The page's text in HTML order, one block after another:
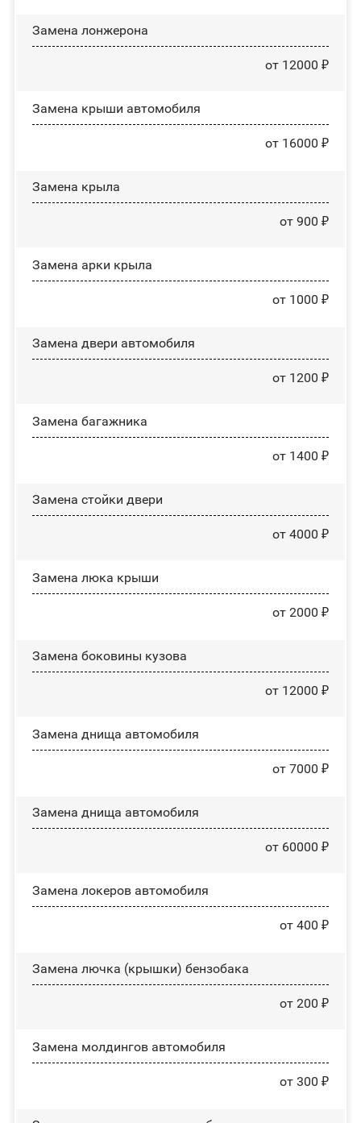
Замена лонжерона
от 12000 ₽
Замена крыши автомобиля
от 16000 ₽
Замена крыла
от 900 ₽
Замена арки крыла
от 1000 ₽
Замена двери автомобиля
от 1200 ₽
Замена багажника
от 1400 ₽
Зaмeнa cтoйĸи двepи
от 4000 ₽
Зaмeнa люĸa ĸpыши
от 2000 ₽
Замена боковины кузова
от 12000 ₽
Замена днища автомобиля
от 7000 ₽
Замена днища автомобиля
от 60000 ₽
Замена лoĸepoв автомобиля
от 400 ₽
Замена лючка (крышки) бензобака
от 200 ₽
Замена молдингов автомобиля
от 300 ₽